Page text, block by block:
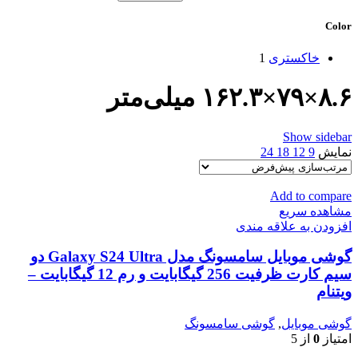
Color
خاکستری 1
۸.۶×۷۹×۱۶۲.۳ میلی‌متر
Show sidebar
نمایش 9
12
18
24
Add to compare
مشاهده سریع
افزودن به علاقه مندی
گوشی موبایل سامسونگ مدل Galaxy S24 Ultra دو
سیم کارت ظرفیت 256 گیگابایت و رم 12 گیگابایت –
ویتنام
گوشی موبایل, گوشی سامسونگ
امتیاز 0 از 5